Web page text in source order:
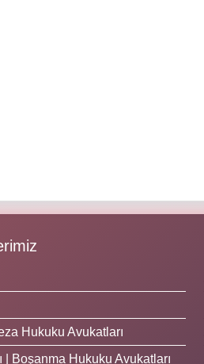
Hukuku Avukatları
| Boşanma Hukuku Avukatları